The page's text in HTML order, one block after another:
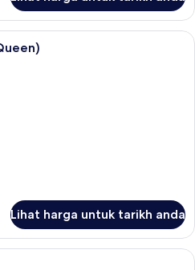
Meja, ruang kerja komputer riba, Wi-
Lihat harga untuk tarikh anda
Deluxe Triple Room | Meja, ruang